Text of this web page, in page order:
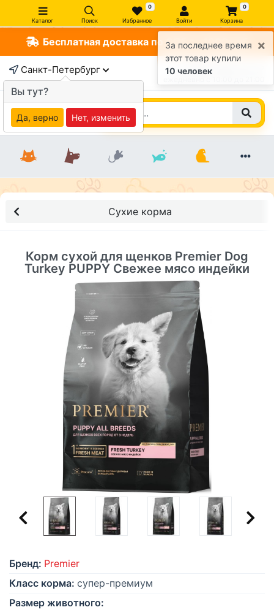
Каталог Поиск
0
Избранное Войти
0
Корзина
Бесплатная доставка по СПб от 1000 руб
Санкт-Петербург +7 (812) 363-47-17
Сухие корма
Корм сухой для щенков Premier Dog
Turkey PUPPY Свежее мясо индейки
Бренд: Premier
Класс корма: супер-премиум
Размер животного:
×
За последнее время
этот товар купили
10 человек
Вы тут?
Да, верно Нет, изменить